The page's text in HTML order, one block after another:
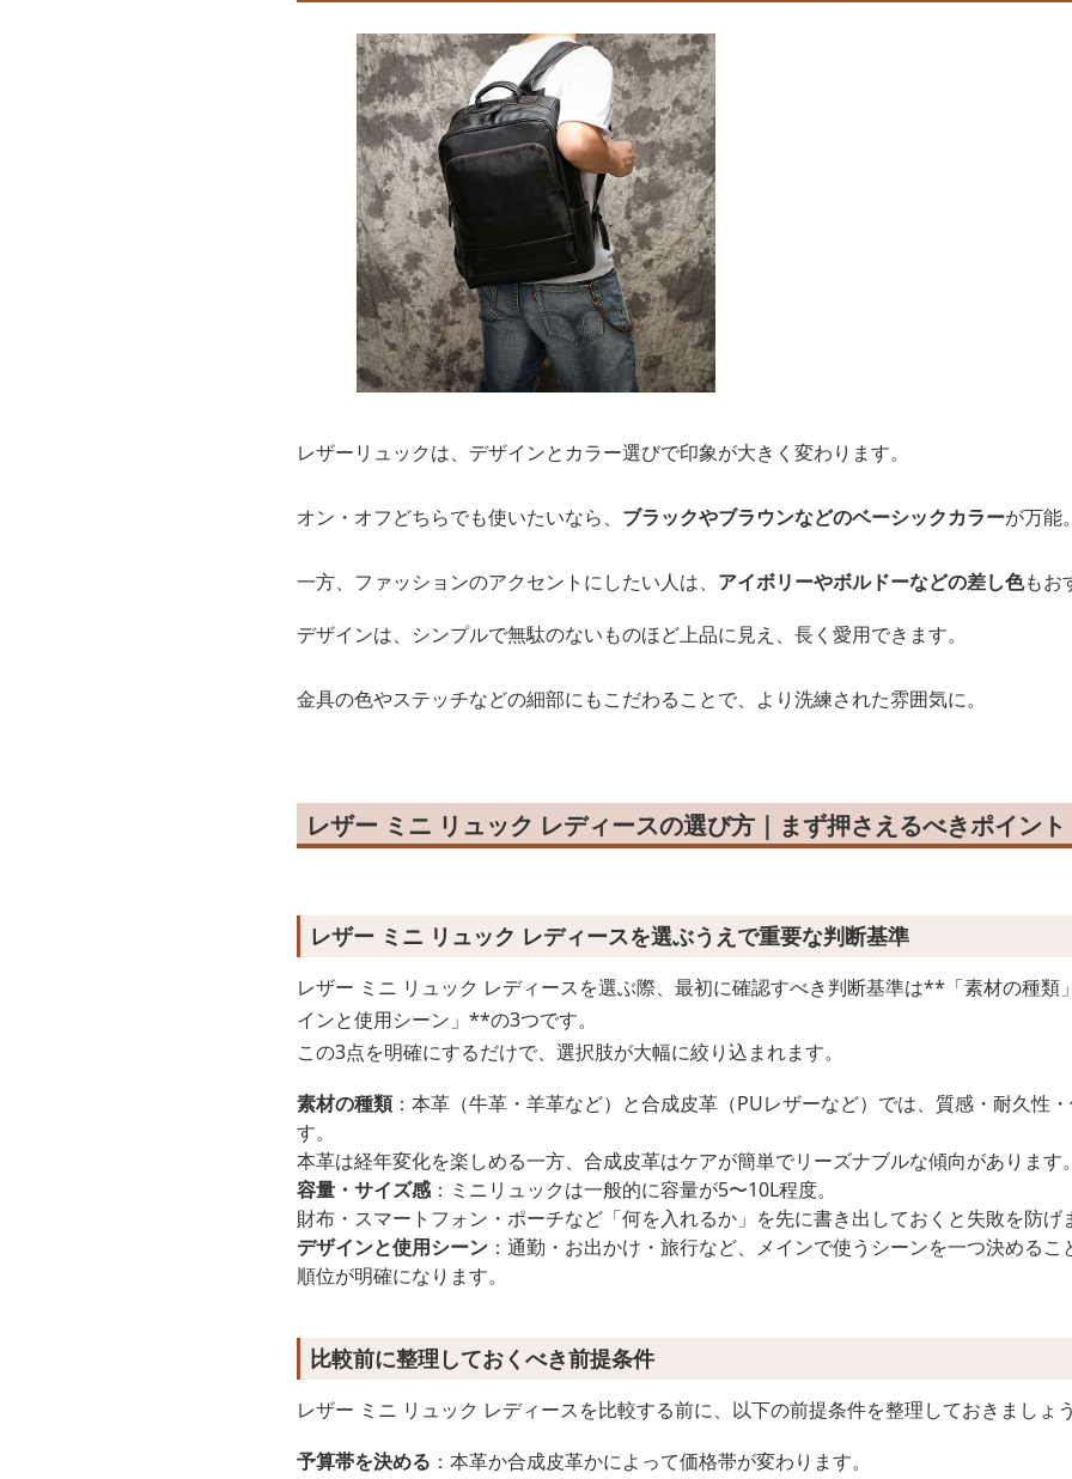
レザーリュックは、デザインとカラー選びで印象が大きく変わります。
オン・オフどちらでも使いたいなら、 ブラックやブラウンなどのベーシックカラーが万能
一方、ファッションのアクセントにしたい人は、 アイボリーやボルドーなどの差し色もお
デザインは、シンプルで無駄のないものほど上品に見え、長く愛用できます。
金具の色やステッチなどの細部にもこだわることで、より洗練された雰囲気に。
レザー ミニ リュック レディースの選び方｜まず押さえるべきポイント
レザー ミニ リュック レディースを選ぶうえで重要な判断基準
レザー ミニ リュック レディースを選ぶ際、最初に確認すべき判断基準は**「素材の種類
インと使用シーン」**の3つです。
この3点を明確にするだけで、選択肢が大幅に絞り込まれます。
素材の種類：本革（牛革・羊革など）と合成皮革（PUレザーなど）では、質感・耐久性
す。
本革は経年変化を楽しめる一方、合成皮革はケアが簡単でリーズナブルな傾向があります
容量・サイズ感：ミニリュックは一般的に容量が5〜10L程度。
財布・スマートフォン・ポーチなど「何を入れるか」を先に書き出しておくと失敗を防げ
デザインと使用シーン ：通勤・お出かけ・旅行など、メインで使うシーンを一つ決める
順位が明確になります。
比較前に整理しておくべき前提条件
レザー ミニ リュック レディースを比較する前に、以下の前提条件を整理しておきましょ
予算帯を決める ：本革か合成皮革かによって価格帯が変わります。